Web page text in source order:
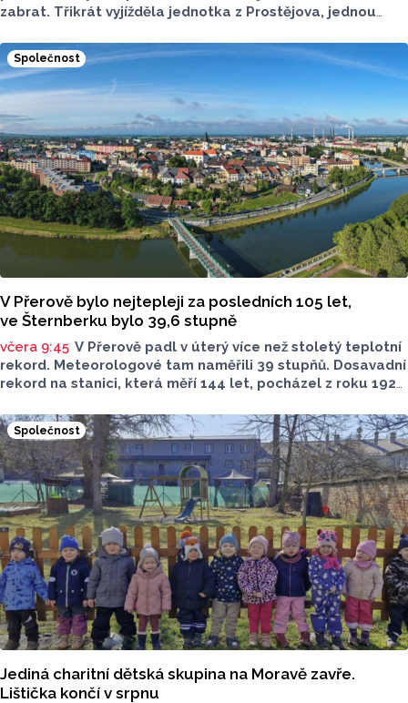
zabrat. Třikrát vyjížděla jednotka z Prostějova, jednou
události se naštěstí obešly bez zranění osob.
Společnost
V Přerově bylo nejtepleji za posledních 105 let,
ve Šternberku bylo 39,6 stupně
včera 9:45 V Přerově padl v úterý více než stoletý teplotní
rekord. Meteorologové tam naměřili 39 stupňů. Dosavadní
rekord na stanici, která měří 144 let, pocházel z roku 1921
z ostravského pracoviště Českého
hydrometeorologického ústavu (ČHMÚ). Téměř stoletý
rekord padl také v Olomouci. Nejvyšší teplota v kraji však
byla dnes naměřena ve Šternberku na Olomoucku a to
39,6 stupňů. Absolutní dosavadní rekordy padly na řadě
dalších stanic Olomouckého kraje.
Společnost
Jediná charitní dětská skupina na Moravě zavře.
Lištička končí v srpnu